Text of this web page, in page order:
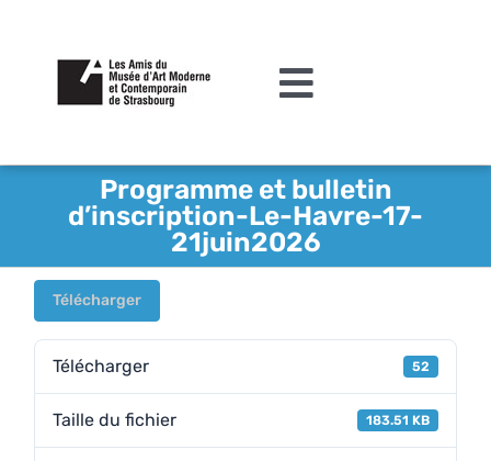
contenu
Toggle
L’association
Agenda
Actualités
Acquisitions et mécénat
Editions
Le MAMCS
Programme et bulletin
d’inscription-Le-Havre-17-
21juin2026
Télécharger
Télécharger 52
Taille du fichier 183.51 KB